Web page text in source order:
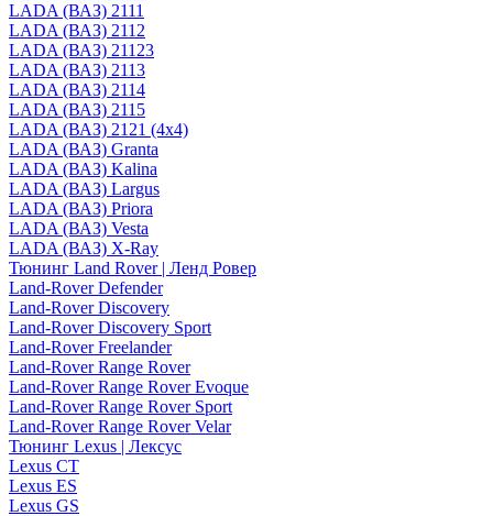
LADA (ВАЗ) 2111
LADA (ВАЗ) 2112
LADA (ВАЗ) 21123
LADA (ВАЗ) 2113
LADA (ВАЗ) 2114
LADA (ВАЗ) 2115
LADA (ВАЗ) 2121 (4x4)
LADA (ВАЗ) Granta
LADA (ВАЗ) Kalina
LADA (ВАЗ) Largus
LADA (ВАЗ) Priora
LADA (ВАЗ) Vesta
LADA (ВАЗ) X-Ray
Тюнинг Land Rover | Ленд Ровер
Land-Rover Defender
Land-Rover Discovery
Land-Rover Discovery Sport
Land-Rover Freelander
Land-Rover Range Rover
Land-Rover Range Rover Evoque
Land-Rover Range Rover Sport
Land-Rover Range Rover Velar
Тюнинг Lexus | Лексус
Lexus CT
Lexus ES
Lexus GS